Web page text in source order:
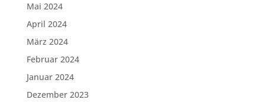
Mai 2024
April 2024
März 2024
Februar 2024
Januar 2024
Dezember 2023